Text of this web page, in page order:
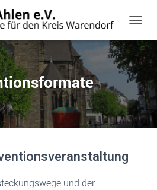
und der